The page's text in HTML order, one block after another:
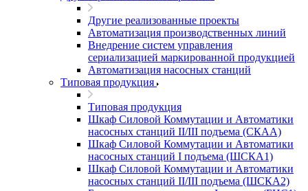
Другие реализованные проекты
Автоматизация производственных линий
Внедрение систем управления
сериализацией маркированной продукцией
Автоматизация насосных станций
Типовая продукция
Типовая продукция
Шкаф Силовой Коммутации и Автоматики
насосных станций II/III подъема (СКАА)
Шкаф Силовой Коммутации и Автоматики
насосных станций I подъема (ШСКА1)
Шкаф Силовой Коммутации и Автоматики
насосных станций II/III подъема (ШСКА2)